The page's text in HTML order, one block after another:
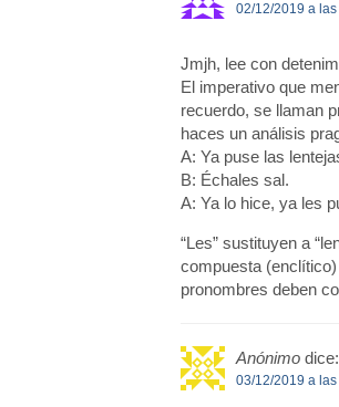
02/12/2019 a
Jmjh, lee con
El imperativo que
recuerdo, se llaman
haces un análisis
A: Ya puse las
B: Échales sal.
A: Ya lo hice, ya les
“Les” sustituyen a
compuesta (enclítico)
pronombres deben
Anónimo dice:
03/12/2019 a